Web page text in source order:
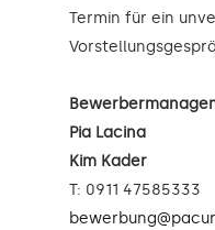
Termin für ein
Pia Lacina
Kim Kader
T: 0911 47585333